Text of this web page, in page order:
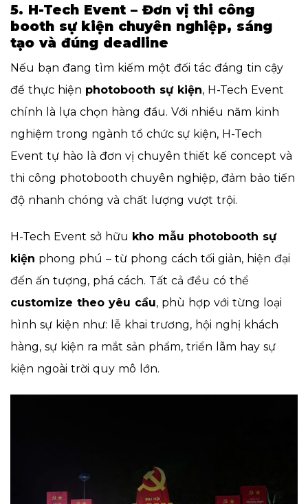
5. H-Tech Event – Đơn vị thi công
booth sự kiện chuyên nghiệp, sáng
tạo và đúng deadline
Nếu bạn đang tìm kiếm một đối tác đáng tin cậy
để thực hiện photobooth sự kiện, H-Tech Event
chính là lựa chọn hàng đầu. Với nhiều năm kinh
nghiệm trong ngành tổ chức sự kiện, H-Tech
Event tự hào là đơn vị chuyên thiết kế concept và
thi công photobooth chuyên nghiệp, đảm bảo tiến
độ nhanh chóng và chất lượng vượt trội.
H-Tech Event sở hữu kho mẫu photobooth sự
kiện phong phú – từ phong cách tối giản, hiện đại
đến ấn tượng, phá cách. Tất cả đều có thể
customize theo yêu cầu, phù hợp với từng loại
hình sự kiện như: lễ khai trương, hội nghị khách
hàng, sự kiện ra mắt sản phẩm, triển lãm hay sự
kiện ngoài trời quy mô lớn.